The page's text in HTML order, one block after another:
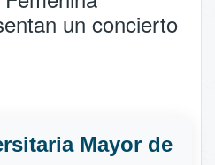
un concierto
Mayor de